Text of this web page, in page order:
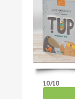
10/10